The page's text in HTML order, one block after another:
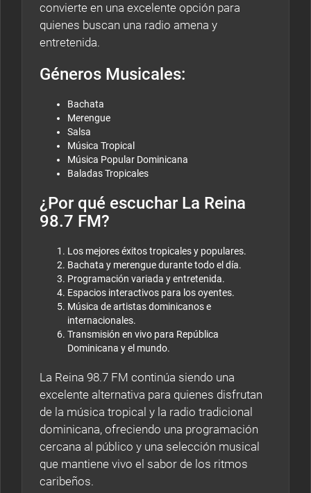
convierte en una excelente opción para
quienes buscan una radio amena y
entretenida.
Géneros Musicales:
Bachata
Merengue
Salsa
Música Tropical
Música Popular Dominicana
Baladas Tropicales
¿Por qué escuchar La Reina
98.7 FM?
Los mejores éxitos tropicales y populares.
Bachata y merengue durante todo el día.
Programación variada y entretenida.
Espacios interactivos para los oyentes.
Música de artistas dominicanos e
internacionales.
Transmisión en vivo para República
Dominicana y el mundo.
La Reina 98.7 FM continúa siendo una
excelente alternativa para quienes disfrutan
de la música tropical y la radio tradicional
dominicana, ofreciendo una programación
cercana al público y una selección musical
que mantiene vivo el sabor de los ritmos
caribeños.